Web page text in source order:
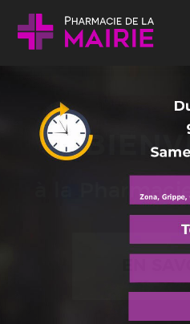
Skip to content
à la
EN